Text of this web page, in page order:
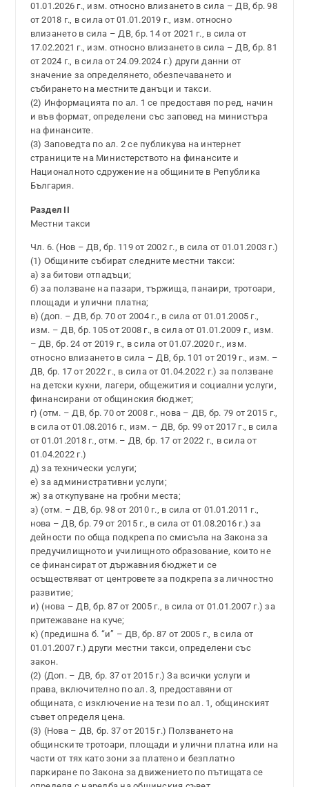
01.01.2026 г., изм. относно влизането в сила – ДВ, бр. 98
от 2018 г., в сила от 01.01.2019 г., изм. относно
влизането в сила – ДВ, бр. 14 от 2021 г., в сила от
17.02.2021 г., изм. относно влизането в сила – ДВ, бр. 81
от 2024 г., в сила от 24.09.2024 г.) други данни от
значение за определянето, обезпечаването и
събирането на местните данъци и такси.
(2) Информацията по ал. 1 се предоставя по ред, начин
и във формат, определени със заповед на министъра
на финансите.
(3) Заповедта по ал. 2 се публикува на интернет
страниците на Министерството на финансите и
Националното сдружение на общините в Република
България.
Раздел II
Местни такси
Чл. 6. (Нов – ДВ, бр. 119 от 2002 г., в сила от 01.01.2003 г.)
(1) Общините събират следните местни такси:
а) за битови отпадъци;
б) за ползване на пазари, тържища, панаири, тротоари,
площади и улични платна;
в) (доп. – ДВ, бр. 70 от 2004 г., в сила от 01.01.2005 г.,
изм. – ДВ, бр. 105 от 2008 г., в сила от 01.01.2009 г., изм.
– ДВ, бр. 24 от 2019 г., в сила от 01.07.2020 г., изм.
относно влизането в сила – ДВ, бр. 101 от 2019 г., изм. –
ДВ, бр. 17 от 2022 г., в сила от 01.04.2022 г.) за ползване
на детски кухни, лагери, общежития и социални услуги,
финансирани от общинския бюджет;
г) (отм. – ДВ, бр. 70 от 2008 г., нова – ДВ, бр. 79 от 2015 г.,
в сила от 01.08.2016 г., изм. – ДВ, бр. 99 от 2017 г., в сила
от 01.01.2018 г., отм. – ДВ, бр. 17 от 2022 г., в сила от
01.04.2022 г.)
д) за технически услуги;
е) за административни услуги;
ж) за откупуване на гробни места;
з) (отм. – ДВ, бр. 98 от 2010 г., в сила от 01.01.2011 г.,
нова – ДВ, бр. 79 от 2015 г., в сила от 01.08.2016 г.) за
дейности по обща подкрепа по смисъла на Закона за
предучилищното и училищното образование, които не
се финансират от държавния бюджет и се
осъществяват от центровете за подкрепа за личностно
развитие;
и) (нова – ДВ, бр. 87 от 2005 г., в сила от 01.01.2007 г.) за
притежаване на куче;
к) (предишна б. “и” – ДВ, бр. 87 от 2005 г., в сила от
01.01.2007 г.) други местни такси, определени със
закон.
(2) (Доп. – ДВ, бр. 37 от 2015 г.) За всички услуги и
права, включително по ал. 3, предоставяни от
общината, с изключение на тези по ал. 1, общинският
съвет определя цена.
(3) (Нова – ДВ, бр. 37 от 2015 г.) Ползването на
общинските тротоари, площади и улични платна или на
части от тях като зони за платено и безплатно
паркиране по Закона за движението по пътищата се